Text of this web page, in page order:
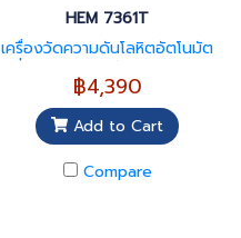
HEM 7361T
เครื่องวัดความดันโลหิตอัตโนมัต
ิ ยี่ห้อ OMRON รุ่น HEM- 736
1T
฿4,390
Add to Cart
Compare